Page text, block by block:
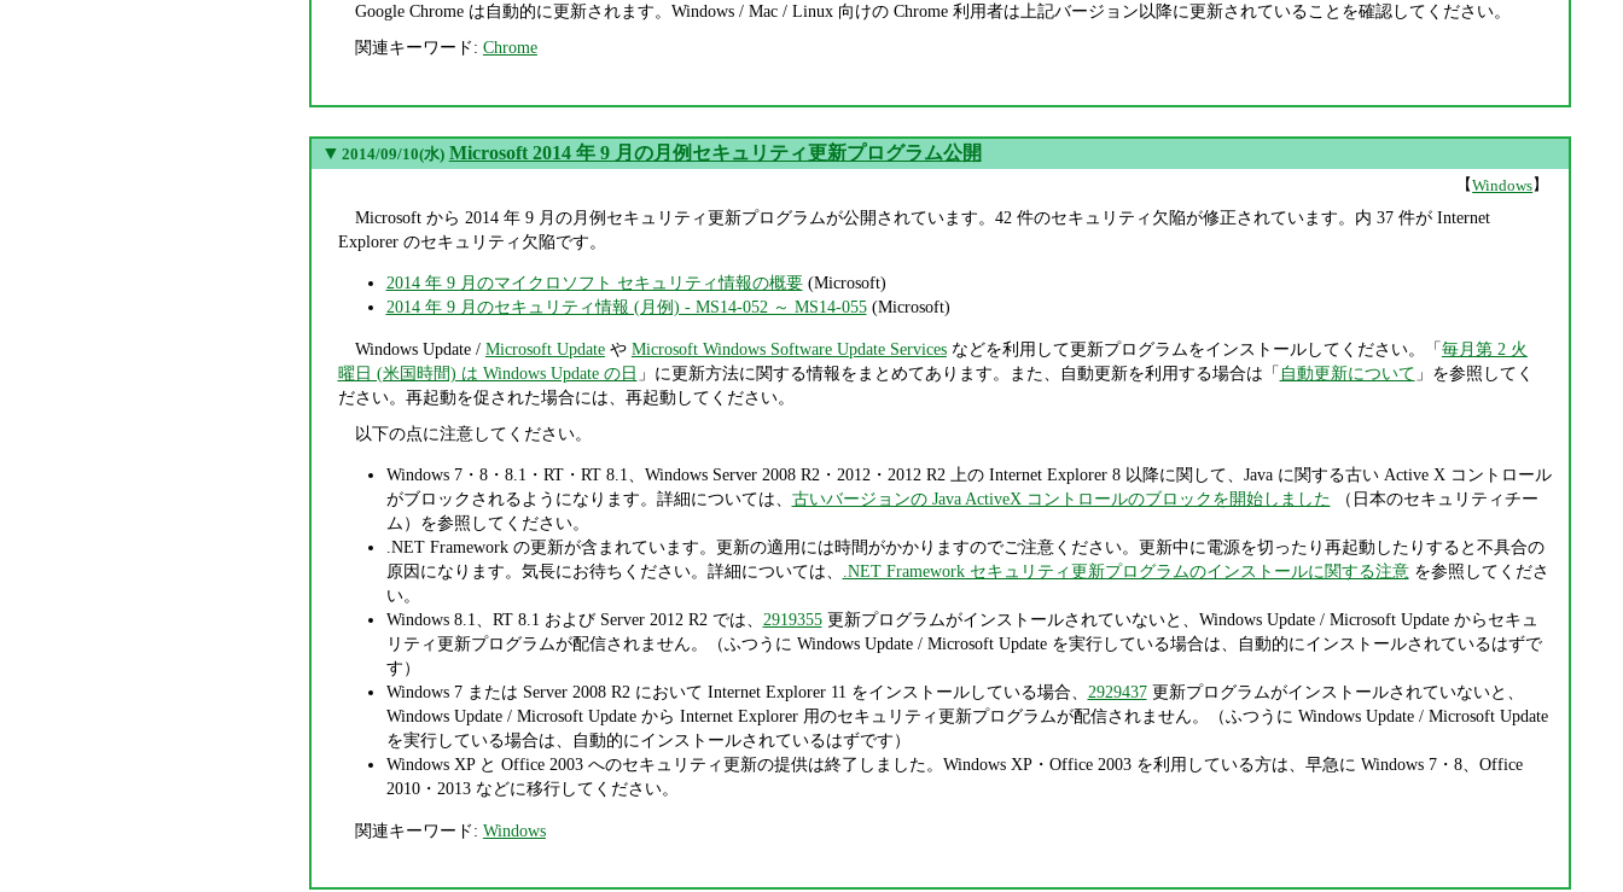
Google Chrome は自動的に更新されます。Windows / Mac / Linux 向けの Chrome 利用者は上記バージョン以降に更新されていることを確認してください。
関連キーワード: Chrome
▼ 2014/09/10(水) Microsoft 2014 年 9 月の月例セキュリティ更新プログラム公開
【Windows】
Microsoft から 2014 年 9 月の月例セキュリティ更新プログラムが公開されています。42 件のセキュリティ欠陥が修正されています。内 37 件が Internet
Explorer のセキュリティ欠陥です。
2014 年 9 月のマイクロソフト セキュリティ情報の概要(Microsoft)
2014 年 9 月のセキュリティ情報 (月例) - MS14-052 ～ MS14-055(Microsoft)
Windows Update / Microsoft Updateや Microsoft Windows Software Update Servicesなどを利用して更新プログラムをインストールしてください。「毎月第 2 火
曜日 (米国時間) は Windows Update の日 」に更新方法に関する情報をまとめてあります。また、自動更新を利用する場合は「 自動更新について 」を参照してく
ださい。再起動を促された場合には、再起動してください。
以下の点に注意してください。
Windows 7・8・8.1・RT・RT 8.1、Windows Server 2008 R2・2012・2012 R2 上の Internet Explorer 8 以降に関して、Java に関する古い Active X コントロール
がブロックされるようになります。詳細については、 古いバージョンの Java ActiveX コントロールのブロックを開始しました （日本のセキュリティチー
ム）を参照してください。
.NET Framework の更新が含まれています。更新の適用には時間がかかりますのでご注意ください。更新中に電源を切ったり再起動したりすると不具合の
原因になります。気長にお待ちください。詳細については、 .NET Framework セキュリティ更新プログラムのインストールに関する注意を参照してくださ
い。
Windows 8.1、RT 8.1 および Server 2012 R2 では、 2919355更新プログラムがインストールされていないと、Windows Update / Microsoft Update からセキュ
リティ更新プログラムが配信されません。（ふつうに Windows Update / Microsoft Update を実行している場合は、自動的にインストールされているはずで
す）
Windows 7 または Server 2008 R2 において Internet Explorer 11 をインストールしている場合、 2929437更新プログラムがインストールされていないと、
Windows Update / Microsoft Update から Internet Explorer 用のセキュリティ更新プログラムが配信されません。（ふつうに Windows Update / Microsoft Update
を実行している場合は、自動的にインストールされているはずです）
Windows XP と Office 2003 へのセキュリティ更新の提供は終了しました。Windows XP・Office 2003 を利用している方は、早急に Windows 7・8、Office
2010・2013 などに移行してください。
関連キーワード: Windows